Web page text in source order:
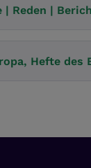
| Reden |
Hefte